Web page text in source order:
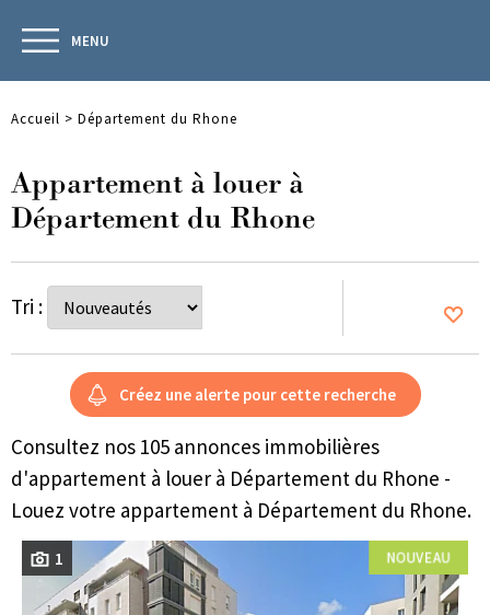
MENU
Accueil > Département du Rhone
Appartement à louer à
Département du Rhone
Tri :
Consultez nos 105 annonces immobilières
d'appartement à louer à Département du Rhone -
Louez votre appartement à Département du Rhone.
1